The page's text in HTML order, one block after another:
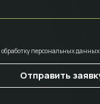
обработку персональных данных